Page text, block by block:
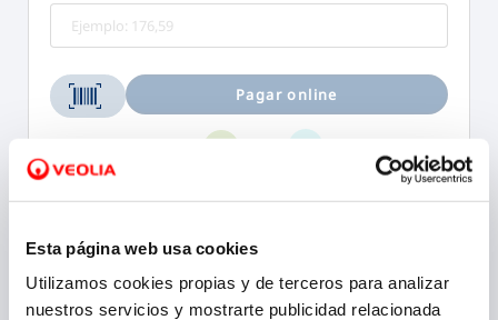
Esta página web usa cookies
Utilizamos cookies propias y de terceros para analizar
nuestros servicios y mostrarte publicidad relacionada
VER TODAS LAS GESTIONES
CONÓCENOS
VER TODAS LAS GESTIONES
Pagar online